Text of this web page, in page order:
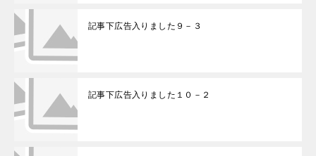
記事下広告入りました９－３
記事下広告入りました１０－２